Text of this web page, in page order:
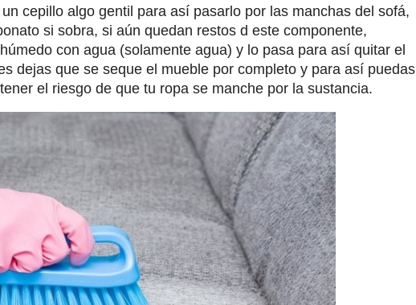
cepillo algo gentil para así pasarlo por las manchas del sofá,
si sobra, si aún quedan restos d este componente,
con agua (solamente agua) y lo pasa para así quitar el
dejas que se seque el mueble por completo y para así puedas
el riesgo de que tu ropa se manche por la sustancia.